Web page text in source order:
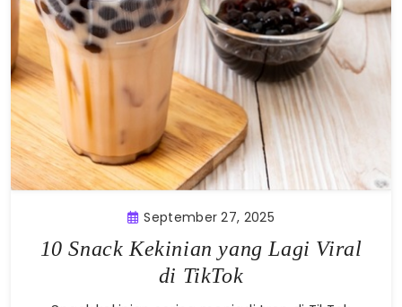
September 27, 2025
10 Snack Kekinian yang Lagi Viral
di TikTok